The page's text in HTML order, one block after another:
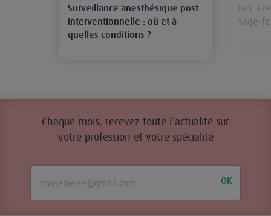
Surveillance anesthésique post-
interventionnelle : où et à
quelles conditions ?
Les 3
sage-
Chaque mois, recevez toute l’actualité sur
votre profession et votre spécialité
OK